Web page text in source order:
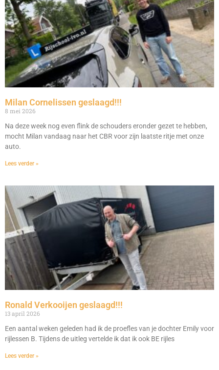
Milan Cornelissen geslaagd!!!
8 mei 2026
Na deze week nog even flink de schouders eronder gezet te hebben,
mocht Milan vandaag naar het CBR voor zijn laatste ritje met onze
auto.
Lees verder »
Ronald Verkooijen geslaagd!!!
13 april 2026
Een aantal weken geleden had ik de proefles van je dochter Emily voor
rijlessen B. Tijdens de uitleg vertelde ik dat ik ook BE rijles
Lees verder »